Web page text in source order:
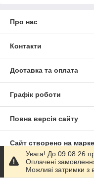
Про нас
Контакти
Доставка та оплата
Графік роботи
Повна версія сайту
Сайт створено на
Політика
Увага! До 09.08.26
Оплачені
Можливі затримки з